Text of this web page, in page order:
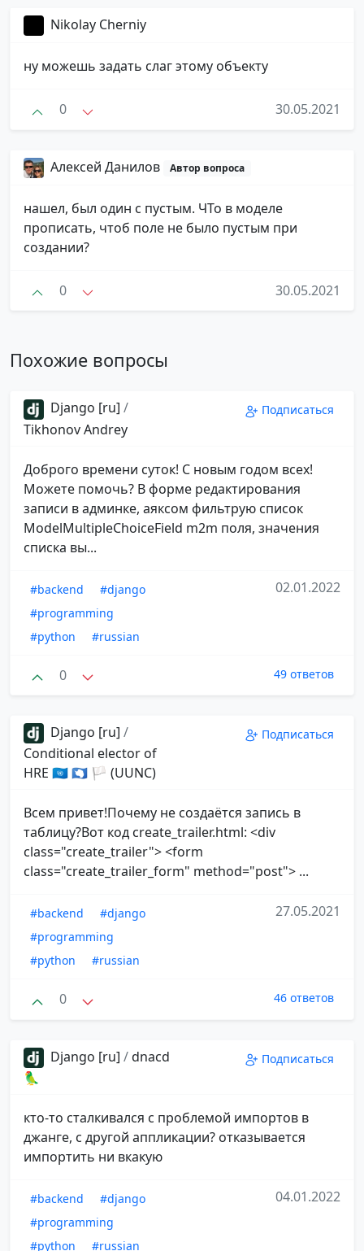
Nikolay Cherniy
ну можешь задать слаг этому объекту
0 30.05.2021
Алексей Данилов Автор вопроса
нашел, был один с пустым. ЧТо в моделе
прописать, чтоб поле не было пустым при
создании?
0 30.05.2021
Похожие вопросы
Django [ru] /
Tikhonov Andrey
Подписаться
Доброго времени суток! С новым годом всех!
Можете помочь? В форме редактирования
записи в админке, аяксом фильтрую список
ModelMultipleChoiceField m2m поля, значения
списка вы...
#backend
#django
#programming
#python
#russian
02.01.2022
0 49 ответов
Django [ru] /
Conditional elector of
HRE 🇺🇳 🇦🇶 🏳 (UUNC)
Подписаться
Всем привет!Почему не создаётся запись в
таблицу?Вот код create_trailer.html: <div
class="create_trailer"> <form
class="create_trailer_form" method="post"> ...
#backend
#django
#programming
#python
#russian
27.05.2021
0 46 ответов
Django [ru] /dnacd
🦜
Подписаться
кто-то сталкивался с проблемой импортов в
джанге, с другой аппликации? отказывается
импортить ни вкакую
#backend
#django
#programming
#python
#russian
04.01.2022